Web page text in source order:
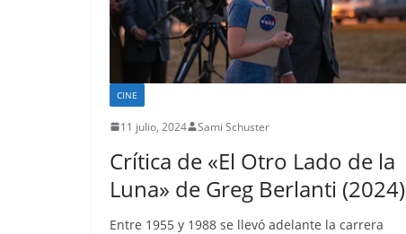
CINE
11 julio, 2024 Sami Schuster
Crítica de «El Otro Lado de la
Luna» de Greg Berlanti (2024)
Entre 1955 y 1988 se llevó adelante la carrera